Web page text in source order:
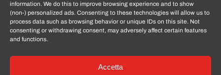
information. We do this to improve browsing experience and to show
(non-) personalized ads. Consenting to these technologies will allow us to
process data such as browsing behavior or unique IDs on this site. Not
consenting or withdrawing consent, may adversely affect certain features
and functions.
Accetta
TomatoSmartphone.itè lo shop n.1 in italia per
smartphone ricondizionati garantiti e certificati
di tutte le marche,APPLE, SAMSUNG, HUAWEI,
ONEPLUS, XIAOMI e tanto altro